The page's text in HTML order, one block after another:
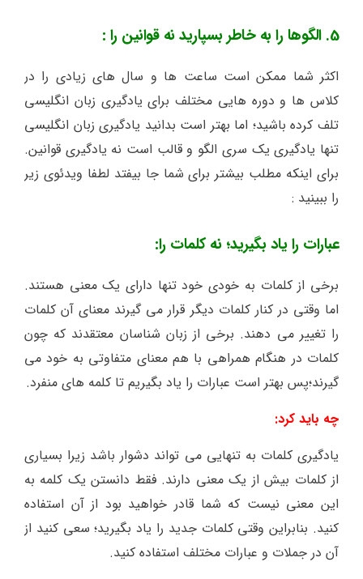
5. الگوها را به خاطر بسپارید نه قوانین را :
اکثر شما ممکن است ساعت ها و سال های زیادی را در
کلاس ها و دوره هایی مختلف برای یادگیری زبان انگلیسی
تلف کرده باشید؛ اما بهتر است بدانید یادگیری زبان انگلیسی
تنها یادگیری یک سری الگو و قالب است نه یادگیری قوانین.
برای اینکه مطلب بیشتر برای شما جا بیفتد لطفا ویدئوی زیر
را ببینید :
عبارات را یاد بگیرید؛ نه کلمات را:
برخی از کلمات به خودی خود تنها دارای یک معنی هستند.
اما وقتی در کنار کلمات دیگر قرار می گیرند معنای آن کلمات
را تغییر می دهند. برخی از زبان شناسان معتقدند که چون
کلمات در هنگام همراهی با هم معنای متفاوتی به خود می
گیرند؛پس بهتر است عبارات را یاد بگیریم تا کلمه های منفرد.
چه باید کرد:
یادگیری کلمات به تنهایی می تواند دشوار باشد زیرا بسیاری
از کلمات بیش از یک معنی دارند. فقط دانستن یک کلمه به
این معنی نیست که شما قادر خواهید بود از آن استفاده
کنید. بنابراین وقتی کلمات جدید را یاد بگیرید؛ سعی کنید از
آن در جملات و عبارات مختلف استفاده کنید.